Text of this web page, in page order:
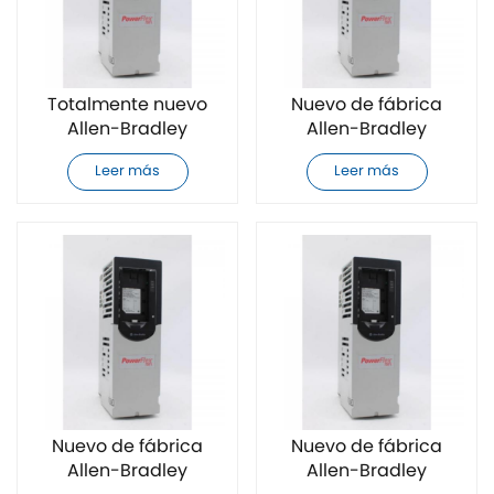
Totalmente nuevo
Allen-Bradley
20F11NC060JA0NNNNN
variador de
Leer más
Nuevo de fábrica
Allen-Bradley
20F11NC072AA0NNNNN
variador de
Leer más
Nuevo de fábrica
Allen-Bradley
Nuevo de fábrica
Allen-Bradley